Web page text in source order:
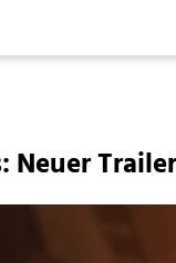
Neuer Trailer